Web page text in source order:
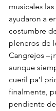
musicales
ayudaron a
costumbre
pleneros de
Cangrejos
aunque
cueril pa’l
finalmente,
pendiente